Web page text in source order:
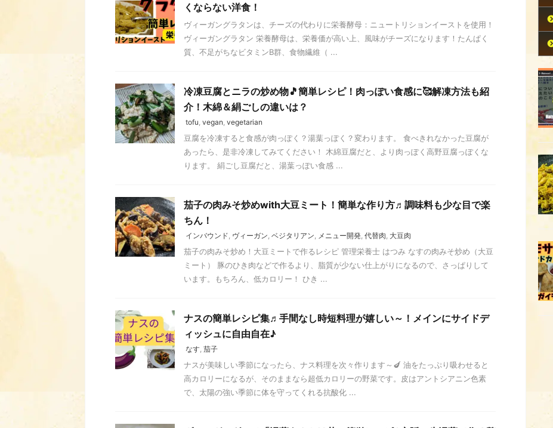
くならない洋食！
ヴィーガングラタンは、チーズの代わりに栄養酵母：ニュートリションイーストを使用！
ヴィーガングラタン 栄養酵母は、栄養価が高い上、風味がチーズになります！たんぱく
質、不足がちなビタミンB群、食物繊維（ ...
冷凍豆腐とニラの炒め物🎵簡単レシピ！肉っぽい食感に🥰解凍方法も紹
介！木綿＆絹ごしの違いは？
tofu vegan vegetarian
豆腐を冷凍すると食感が肉っぽく？湯葉っぽく？変わります。 食べきれなかった豆腐が
あったら、是非冷凍してみてください！ 木綿豆腐だと、より肉っぽく高野豆腐っぽくな
ります。 絹ごし豆腐だと、湯葉っぽい食感 ...
茄子の肉みそ炒めwith大豆ミート！簡単な作り方♬調味料も少な目で楽
ちん！
インバウンド ヴィーガン ベジタリアン メニュー開発 代替肉 大豆肉
茄子の肉みそ炒め！大豆ミートで作るレシピ 管理栄養士 はつみ なすの肉みそ炒め（大豆
ミート） 豚のひき肉などで作るより、脂質が少ない仕上がりになるので、さっぱりして
います。もちろん、低カロリー！ ひき ...
ナスの簡単レシピ集♬手間なし時短料理が嬉しい～！メインにサイドデ
ィッシュに自由自在♪
なす 茄子
ナスが美味しい季節になったら、ナス料理を次々作ります～🍆 油をたっぷり吸わせると
高カロリーになるが、そのままなら超低カロリーの野菜です。皮はアントシアニン色素
で、太陽の強い季節に体を守ってくれる抗酸化 ...